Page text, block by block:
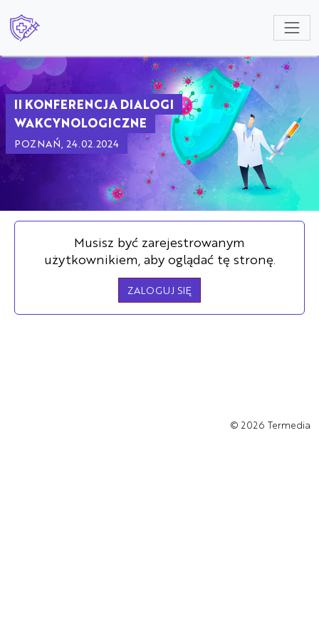
II KONFERENCJA DIALOGI
WAKCYNOLOGICZNE
POZNAŃ, 24.02.2024
Musisz być zarejestrowanym
użytkownikiem, aby oglądać tę stronę.
ZALOGUJ SIĘ
© 2026 Termedia